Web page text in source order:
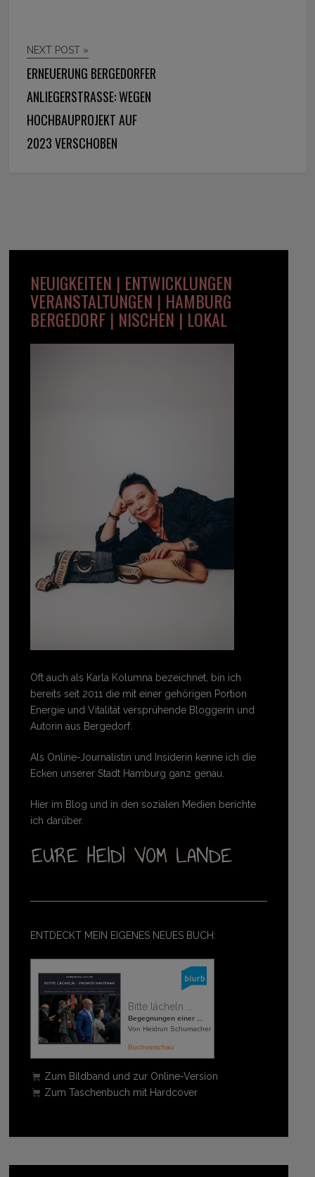
NEXT POST »
ERNEUERUNG BERGEDORFER
ANLIEGERSTRASSE: WEGEN H
OCHBAUPROJEKT AUF 2
023 VERSCHOBEN
NEUIGKEITEN | ENTWICKLUNGEN
VERANSTALTUNGEN | HAMBURG
BERGEDORF | NISCHEN | LOKAL
Oft auch als Karla Kolumna bezeichnet, bin ich
bereits seit 2011 die mit einer gehörigen Portion
Energie und Vitalität versprühende Bloggerin und
Autorin aus Bergedorf.
Als Online-Journalistin und Insiderin kenne ich die
Ecken unserer Stadt Hamburg ganz genau.
Hier im Blog und in den sozialen Medien berichte
ich darüber.
ENTDECKT MEIN EIGENES NEUES BUCH:
Bitte lächeln ...
Begegnungen einer ...
Von Heidrun Schumacher
Buchvorschau
Zum Bildband und zur Online-Version
Zum Taschenbuch mit Hardcover